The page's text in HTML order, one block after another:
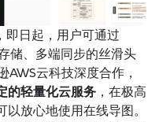
即日起，用户可通过
储、多端同步的丝滑头
AWS云科技深度合作，
的轻量化云服务 ，在极高
放心地使用在线导图。